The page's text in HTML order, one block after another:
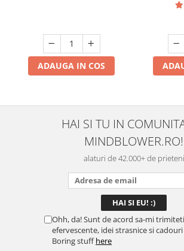
ADAUGA IN COS
HAI SI TU IN
MINDBLOWER.RO!
alaturi de 42.000+ de prieteni
Ohh, da! Sunt de acord sa-mi
efervescente, idei strasnice si
Boring stuffhere